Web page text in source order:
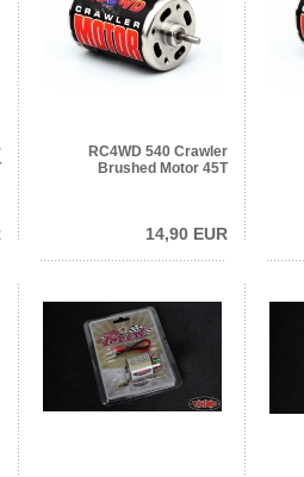
RC4WD 540 Crawler
Brushed Motor 45T
14,90 EUR